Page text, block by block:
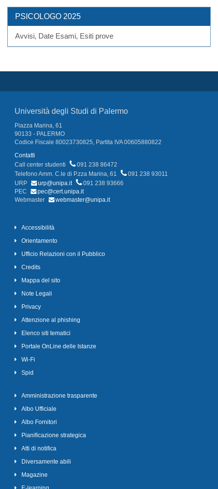
PSICOLOGO 2025
Avvisi, Date Esami, Esiti prove
Università degli Studi di Palermo
Piazza Marina, 61
90133 - PALERMO
Codice Fiscale 80023730825, Partita IVA 00605880822
Contatti
Call center studenti
091 238 86472
Telefono Amm. C.le di P.zza Marina, 61
091 238 93011
URP
urp@unipa.it
091 238 93666
PEC
pec@cert.unipa.it
Webmaster
webmaster@unipa.it
Accessibilità
Orientamento
Ufficio Relazioni con il Pubblico
Credits
Mappa del sito
Note Legali
Privacy
Attenzione al phishing
Elenco siti tematici
Portale OnLine delle Istanze
Wi-Fi
Spid
Amministrazione trasparente
Albo Ufficiale
Albo Fornitori
Pianificazione strategica
Atti di notifica
Diversamente abili
Magazine